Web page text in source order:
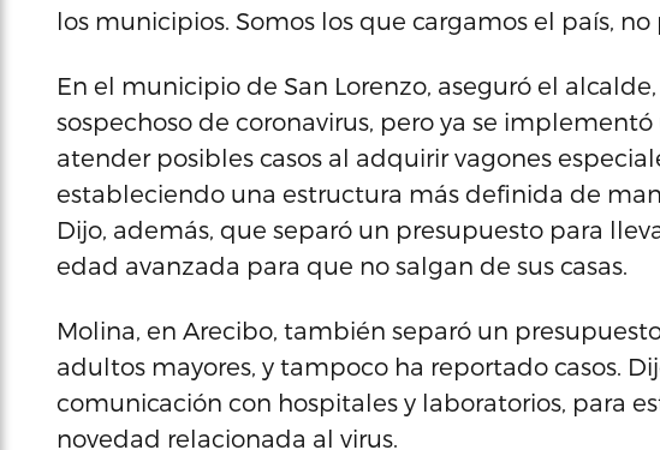
los municipios. Somos los que cargamos el país,
En el municipio de San Lorenzo, aseguró el
sospechoso de coronavirus, pero ya se
atender posibles casos al adquirir vagones
estableciendo una estructura más definida de
Dijo, además, que separó un presupuesto para
edad avanzada para que no salgan de sus casas.
Molina, en Arecibo, también separó un
adultos mayores, y tampoco ha reportado casos.
comunicación con hospitales y laboratorios, para
novedad relacionada al virus.